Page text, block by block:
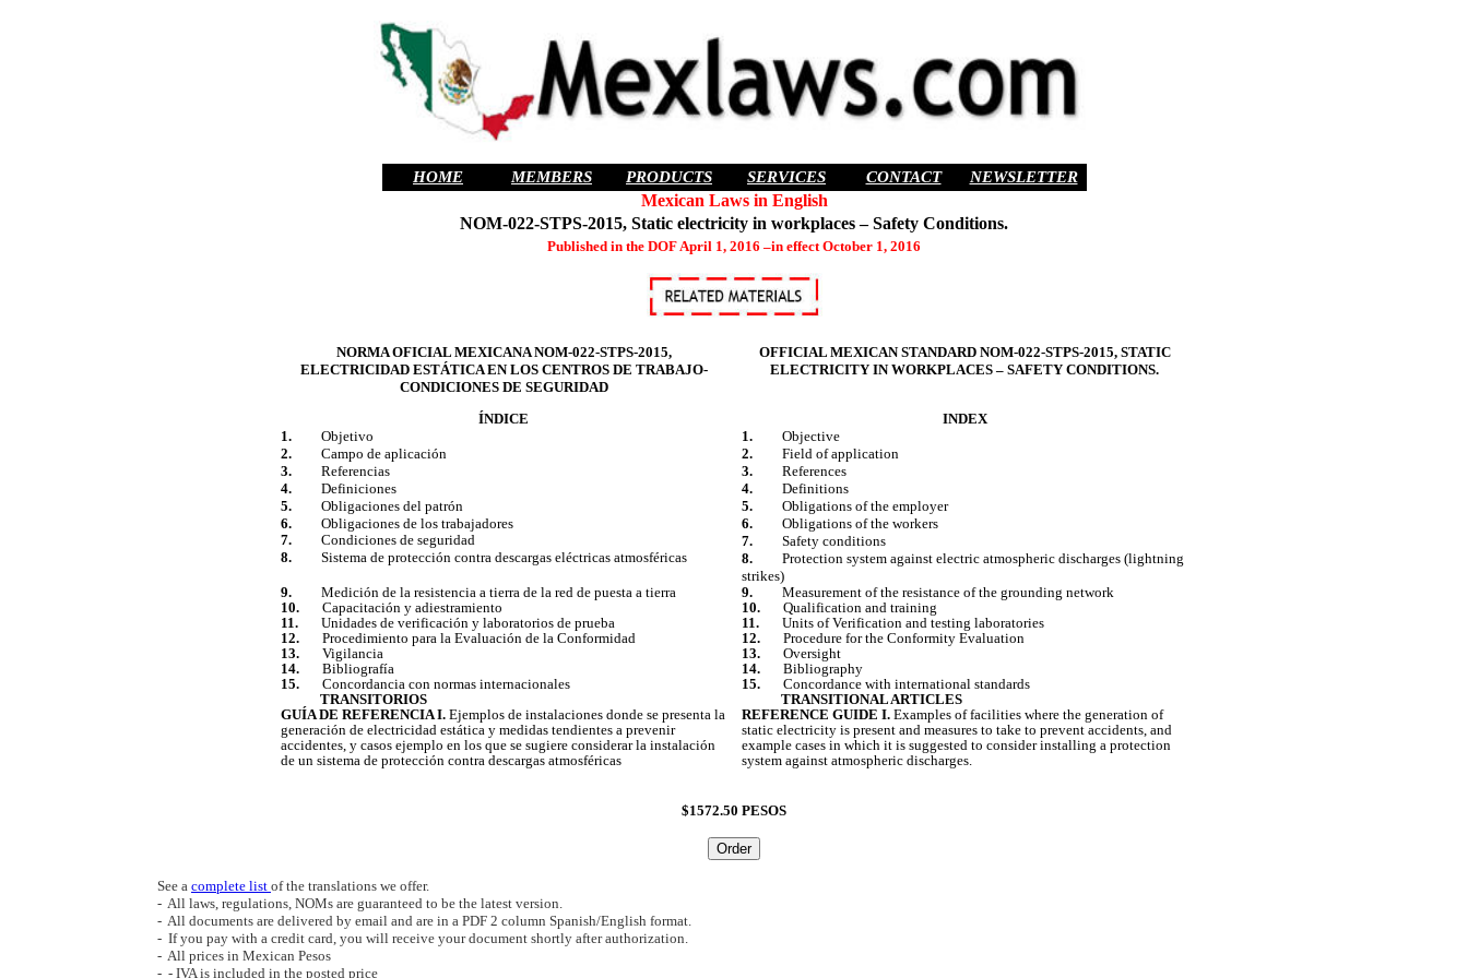
HOME MEMBERS PRODUCTS SERVICES CONTACT NEWSLETTER
Mexican Laws in English
NOM-022-STPS-2015, Static electricity in workplaces – Safety Conditions.
Published in the DOF April 1, 2016 –in effect October 1, 2016
NORMA OFICIAL MEXICANA NOM-022-STPS-2015,
ELECTRICIDAD ESTÁTICA EN LOS CENTROS DE TRABAJO-
CONDICIONES DE SEGURIDAD
OFFICIAL MEXICAN STANDARD NOM-022-STPS-2015, STATIC
ELECTRICITY IN WORKPLACES – SAFETY CONDITIONS.
ÍNDICE
INDEX
1. Objetivo 1.Objective
2.Campo de aplicación 2.
Field of application
3.Referencias 3.References
4. Definiciones 4.
Definitions
5. Obligaciones del patrón 5.Obligations of the employer
6. Obligaciones de los trabajadores 6.Obligations of the workers
7.Condiciones de seguridad 7.Safety conditions
8.Sistema de protección contra descargas eléctricas atmosféricas 8.Protection system against electric atmospheric discharges (lightning
strikes)
9. Medición de la resistencia a tierra de la red de puesta a tierra 9.Measurement of the resistance of the grounding network
10.Capacitación y adiestramiento 10.
Qualification and training
11. Unidades de verificación y laboratorios de prueba 11.
Units of Verification and testing laboratories
12. Procedimiento para la Evaluación de la Conformidad 12.Procedure for the Conformity Evaluation
13. Vigilancia 13.Oversight
14. Bibliografía 14.
Bibliography
15. Concordancia con normas internacionales 15.Concordance with international standards
TRANSITORIOS
TRANSITIONAL ARTICLES
GUÍA DE REFERENCIA I. Ejemplos de instalaciones donde se presenta la
generación de electricidad estática y medidas tendientes a prevenir
accidentes, y casos ejemplo en los que se sugiere considerar la instalación
de un sistema de protección contra descargas atmosféricas
REFERENCE GUIDE I. Examples of facilities where the generation of
static electricity is present and measures to take to prevent accidents, and
example cases in which it is suggested to consider installing a protection
system against atmospheric discharges.
$1572.50 PESOS
See a complete list of the translations we offer.
- All laws, regulations, NOMs are guaranteed to be the latest version.
- All documents are delivered by email and are in a PDF 2 column Spanish/English format.
- If you pay with a credit card, you will receive your document shortly after authorization.
- All prices in Mexican Pesos
- - IVA is included in the posted price